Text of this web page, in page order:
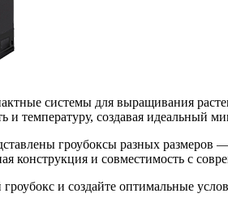
системы для выращивания
и температуру, создавая идеальный
гроубоксы разных
конструкция и совместимость с
и создайте оптимальные